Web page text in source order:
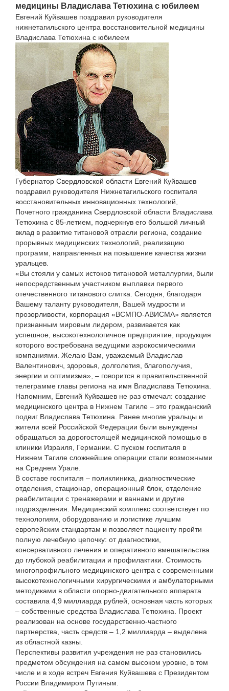
медицины Владислава Тетюхина с юбилеем
Евгений Куйвашев поздравил руководителя
нижнетагильского центра восстановительной медицины
Владислава Тетюхина с юбилеем
Губернатор Свердловской области Евгений Куйвашев
поздравил руководителя Нижнетагильского госпиталя
восстановительных инновационных технологий,
Почетного гражданина Свердловской области Владислава
Тетюхина с 85-летием, подчеркнув его большой личный
вклад в развитие титановой отрасли региона, создание
прорывных медицинских технологий, реализацию
программ, направленных на повышение качества жизни
уральцев.
«Вы стояли у самых истоков титановой металлургии, были
непосредственным участником выплавки первого
отечественного титанового слитка. Сегодня, благодаря
Вашему таланту руководителя, Вашей мудрости и
прозорливости, корпорация «ВСМПО-АВИСМА» является
признанным мировым лидером, развивается как
успешное, высокотехнологичное предприятие, продукция
которого востребована ведущими аэрокосмическими
компаниями. Желаю Вам, уважаемый Владислав
Валентинович, здоровья, долголетия, благополучия,
энергии и оптимизма», – говорится в правительственной
телеграмме главы региона на имя Владислава Тетюхина.
Напомним, Евгений Куйвашев не раз отмечал: создание
медицинского центра в Нижнем Тагиле – это гражданский
подвиг Владислава Тетюхина. Ранее многие уральцы и
жители всей Российской Федерации были вынуждены
обращаться за дорогостоящей медицинской помощью в
клиники Израиля, Германии. С пуском госпиталя в
Нижнем Тагиле сложнейшие операции стали возможными
на Среднем Урале.
В составе госпиталя – поликлиника, диагностические
отделения, стационар, операционный блок, отделение
реабилитации с тренажерами и ваннами и другие
подразделения. Медицинский комплекс соответствует по
технологиям, оборудованию и логистике лучшим
европейским стандартам и позволяет пациенту пройти
полную лечебную цепочку: от диагностики,
консервативного лечения и оперативного вмешательства
до глубокой реабилитации и профилактики. Стоимость
многопрофильного медицинского центра с современными
высокотехнологичными хирургическими и амбулаторными
методиками в области опорно-двигательного аппарата
составила 4,9 миллиарда рублей, основная часть которых
– собственные средства Владислава Тетюхина. Проект
реализован на основе государственно-частного
партнерства, часть средств – 1,2 миллиарда – выделена
из областной казны.
Перспективы развития учреждения не раз становились
предметом обсуждения на самом высоком уровне, в том
числе и в ходе встреч Евгения Куйвашева с Президентом
России Владимиром Путиным.